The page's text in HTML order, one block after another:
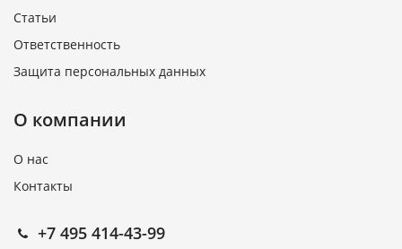
Статьи
Ответственность
Защита персональных данных
О компании
О нас
Контакты
+7 495 414-43-99